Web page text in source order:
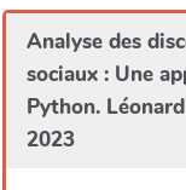
Analyse des
sociaux : Une
Python.
2023